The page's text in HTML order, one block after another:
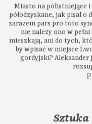
Miasto na półistniejące
półodzyskane, jak pisał
zarazem pars pro toto
nie należy ono w
mieszkają, ani do tych,
by wpisać w miejsce
gordyjski? Aleksander
Sztuka